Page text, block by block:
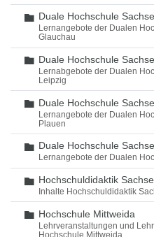
Ordner
Duale Hochschule
Lernangebote der Dualen
Glauchau
Ordner
Duale Hochschule
Lernabgebote der Dualen
Leipzig
Ordner
Duale Hochschule
Lernangebote der Dualen
Plauen
Ordner
Duale Hochschule
Lernangebote der Dualen
Ordner
Hochschuldidaktik
Inhalte Hochschuldidaktik
Ordner
Hochschule Mittweida
Lehrveranstaltungen und
Hochschule Mittweida